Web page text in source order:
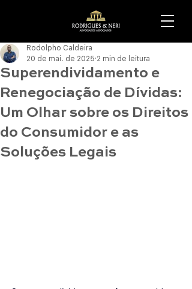
Superendividamento e
Renegociação de Dívidas:
Um Olhar sobre os Direitos
do Consumidor e as
Soluções Legais
Rodolpho Caldeira
20 de mai. de 2025 2 min de leitura